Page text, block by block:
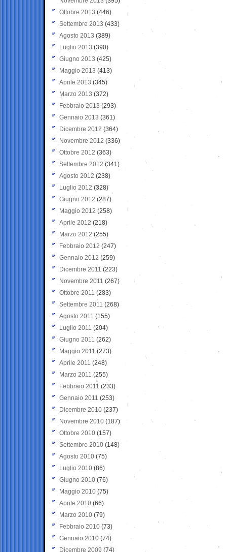
Ottobre 2013 (446)
Settembre 2013 (433)
Agosto 2013 (389)
Luglio 2013 (390)
Giugno 2013 (425)
Maggio 2013 (413)
Aprile 2013 (345)
Marzo 2013 (372)
Febbraio 2013 (293)
Gennaio 2013 (361)
Dicembre 2012 (364)
Novembre 2012 (336)
Ottobre 2012 (363)
Settembre 2012 (341)
Agosto 2012 (238)
Luglio 2012 (328)
Giugno 2012 (287)
Maggio 2012 (258)
Aprile 2012 (218)
Marzo 2012 (255)
Febbraio 2012 (247)
Gennaio 2012 (259)
Dicembre 2011 (223)
Novembre 2011 (267)
Ottobre 2011 (283)
Settembre 2011 (268)
Agosto 2011 (155)
Luglio 2011 (204)
Giugno 2011 (262)
Maggio 2011 (273)
Aprile 2011 (248)
Marzo 2011 (255)
Febbraio 2011 (233)
Gennaio 2011 (253)
Dicembre 2010 (237)
Novembre 2010 (187)
Ottobre 2010 (157)
Settembre 2010 (148)
Agosto 2010 (75)
Luglio 2010 (86)
Giugno 2010 (76)
Maggio 2010 (75)
Aprile 2010 (66)
Marzo 2010 (79)
Febbraio 2010 (73)
Gennaio 2010 (74)
Dicembre 2009 (74)